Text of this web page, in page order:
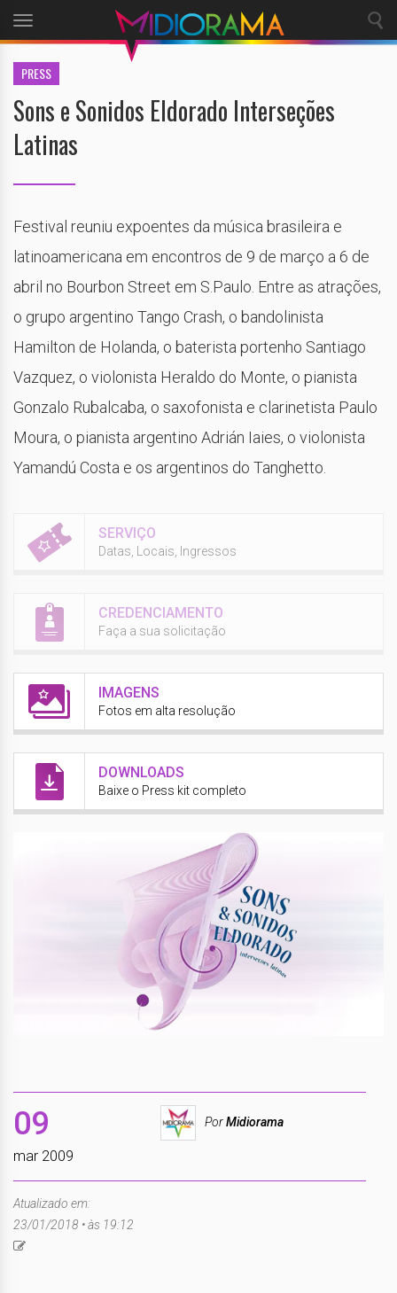
Toggle
navigation
PRESS
Sons e Sonidos Eldorado Interseções
Latinas
Festival reuniu expoentes da música brasileira e
latinoamericana em encontros de 9 de março a 6 de
abril no Bourbon Street em S.Paulo. Entre as atrações,
o grupo argentino Tango Crash, o bandolinista
Hamilton de Holanda, o baterista portenho Santiago
Vazquez, o violonista Heraldo do Monte, o pianista
Gonzalo Rubalcaba, o saxofonista e clarinetista Paulo
Moura, o pianista argentino Adrián Iaies, o violonista
Yamandú Costa e os argentinos do Tanghetto.
SERVIÇO
Datas, Locais, Ingressos
CREDENCIAMENTO
Faça a sua solicitação
IMAGENS
Fotos em alta resolução
DOWNLOADS
Baixe o Press kit completo
09
mar 2009
PorMidiorama
Atualizado em:
23/01/2018 • às 19:12